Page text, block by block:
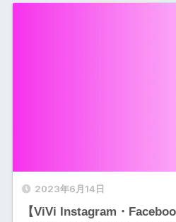
2023年6月14日
【ViVi Instagram・